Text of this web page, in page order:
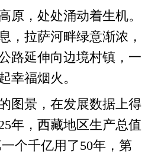
，处处涌动着生机。
，拉萨河畔绿意渐浓，
路延伸向边境村镇，一
幸福烟火。
景，在发展数据上得
年，西藏地区生产总值
个千亿用了50年，第